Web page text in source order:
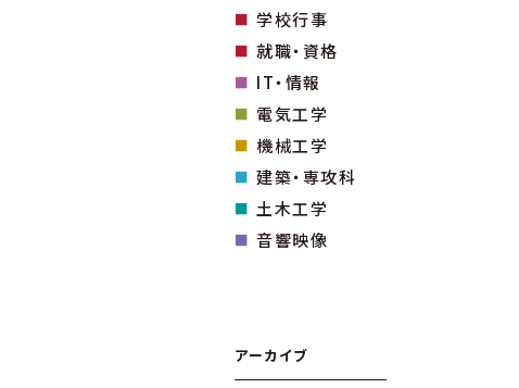
学校行事
就職・資格
IT・情報
電気工学
機械工学
建築・専攻科
土木工学
音響映像
アーカイブ